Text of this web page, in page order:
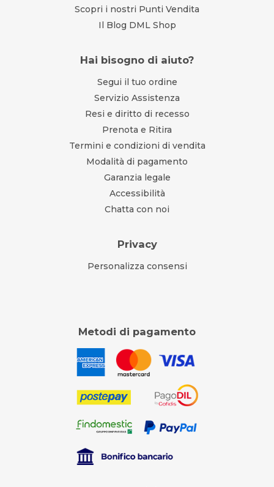
Scopri i nostri Punti Vendita
Il Blog DML Shop
Hai bisogno di aiuto?
Segui il tuo ordine
Servizio Assistenza
Resi e diritto di recesso
Prenota e Ritira
Termini e condizioni di vendita
Modalità di pagamento
Garanzia legale
Accessibilità
Chatta con noi
Privacy
Personalizza consensi
Metodi di pagamento